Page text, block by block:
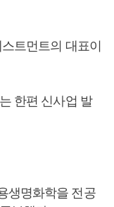
트먼트의 대표이
한편 신사업 발
생명화학을 전공